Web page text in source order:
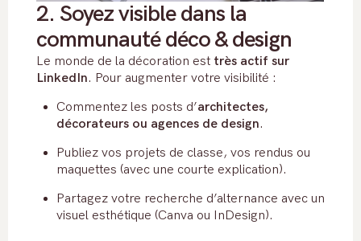
2. Soyez visible dans la
communauté déco & design
Le monde de la décoration est très actif sur
LinkedIn. Pour augmenter votre visibilité :
Commentez les posts d’architectes,
décorateurs ou agences de design.
Publiez vos projets de classe, vos rendus ou
maquettes (avec une courte explication).
Partagez votre recherche d’alternance avec un
visuel esthétique (Canva ou InDesign).